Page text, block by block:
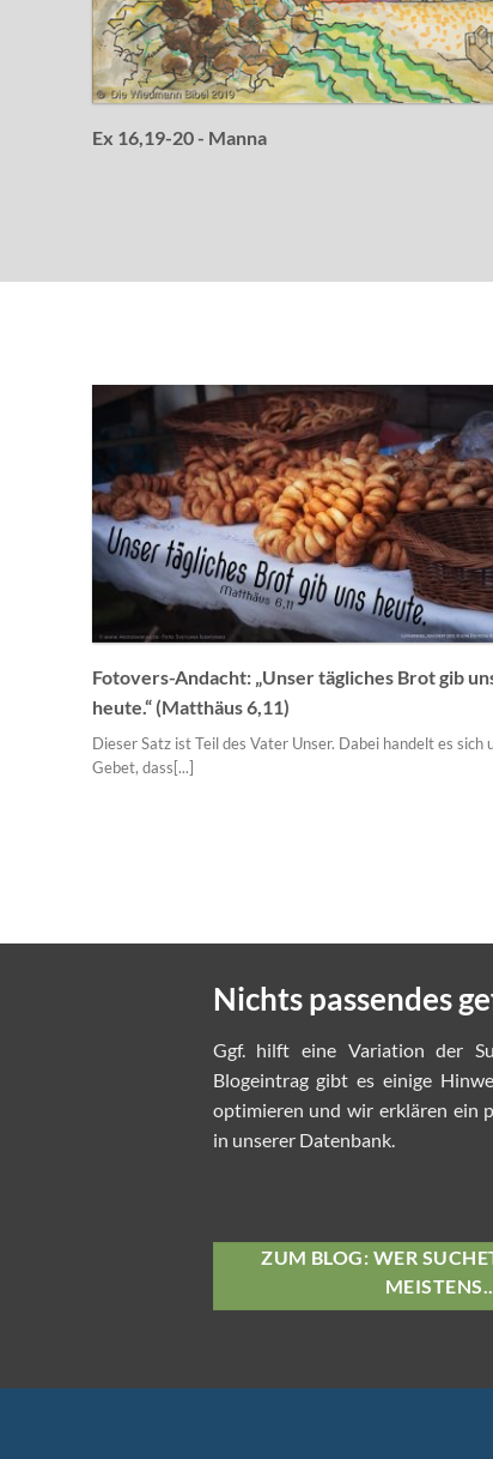
Ex 16,19-20 - Manna
Fotovers-Andacht: „Unser tägliches Brot gib
heute.“ (Matthäus 6,11)
Dieser Satz ist Teil des Vater Unser. Dabei handelt es sich
Gebet, dass[...]
Nichts passendes
Ggf. hilft eine Variation der
Blogeintrag gibt es einige
optimieren und wir erklären ein
in unserer Datenbank.
ZUM BLOG: WER